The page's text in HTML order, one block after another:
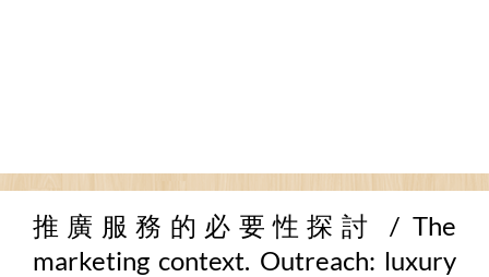
推廣服務的必要性探討 / The
marketing context. Outreach: luxury